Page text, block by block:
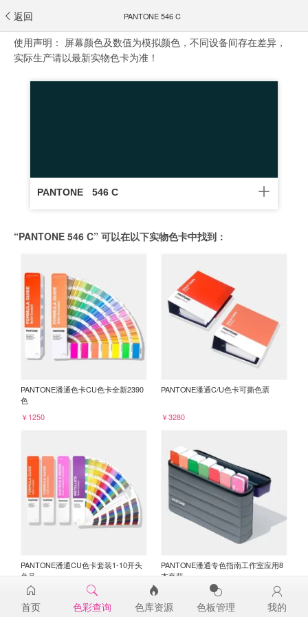
返回 PANTONE 546 C
使用声明： 屏幕颜色及数值为模拟颜色，不同设备间存在差异，
实际生产请以最新实物色卡为准！
PANTONE 546 C
“PANTONE 546 C” 可以在以下实物色卡中找到：
PANTONE潘通色卡CU色卡全新2390
色
￥1250
PANTONE潘通C/U色卡可撕色票
￥3280
PANTONE潘通CU色卡套装1-10开头
色号
￥3045
PANTONE潘通专色指南工作室应用8
本套装
首页 色彩查询 色库资源 色板管理 我的